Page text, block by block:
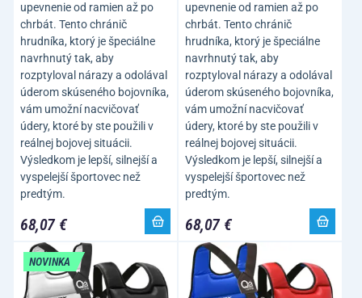
upevnenie od ramien až po
chrbát. Tento chránič
hrudníka, ktorý je špeciálne
navrhnutý tak, aby
rozptyloval nárazy a odolával
úderom skúseného bojovníka,
vám umožní nacvičovať
údery, ktoré by ste použili v
reálnej bojovej situácii.
Výsledkom je lepší, silnejší a
vyspelejší športovec než
predtým.
68,07 €
upevnenie od ramien až po
chrbát. Tento chránič
hrudníka, ktorý je špeciálne
navrhnutý tak, aby
rozptyloval nárazy a odolával
úderom skúseného bojovníka,
vám umožní nacvičovať
údery, ktoré by ste použili v
reálnej bojovej situácii.
Výsledkom je lepší, silnejší a
vyspelejší športovec než
predtým.
68,07 €
NOVINKA